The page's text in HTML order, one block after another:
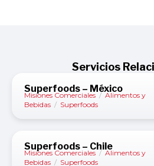
Servicios
Superfoods – México
Misiones Comerciales / Alimentos y
Bebidas / Superfoods
Superfoods – Chile
Misiones Comerciales / Alimentos y
Bebidas / Superfoods